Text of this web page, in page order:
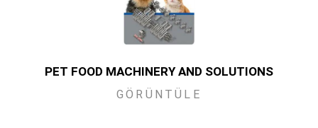
PET FOOD MACHINERY AND SOLUTIONS
GÖRÜNTÜLE